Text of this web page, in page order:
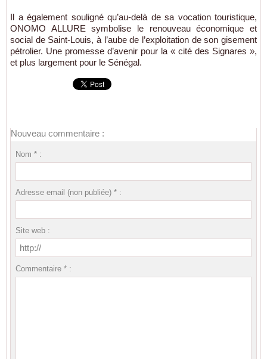
Il a également souligné qu’au-delà de sa vocation touristique,
ONOMO ALLURE symbolise le renouveau économique et
social de Saint-Louis, à l’aube de l’exploitation de son gisement
pétrolier. Une promesse d’avenir pour la « cité des Signares »,
et plus largement pour le Sénégal.
Nouveau commentaire :
Nom * :
Adresse email (non publiée) * :
Site web :
Commentaire * :